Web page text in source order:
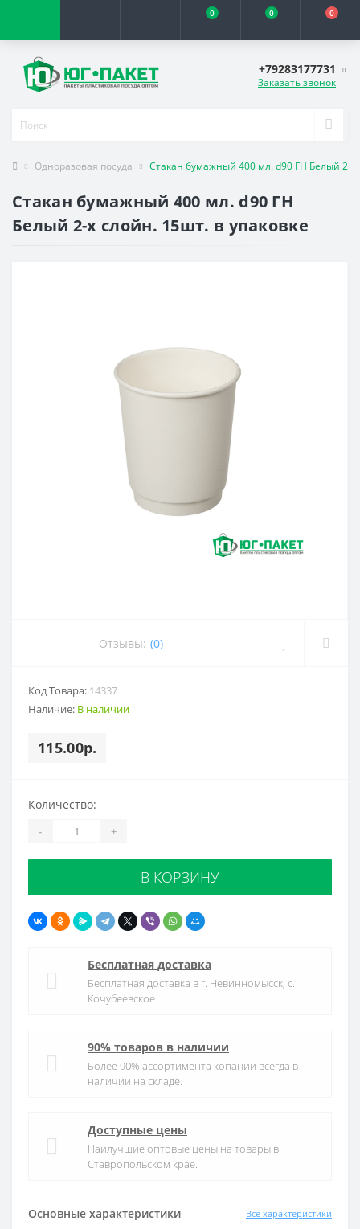
0 0 0
+79283177731
Заказать звонок
Одноразовая посуда Стакан бумажный 400 мл. d90 ГН Белый 2-х
Стакан бумажный 400 мл. d90 ГН
Белый 2-х слойн. 15шт. в упаковке
Отзывы: (0)
Код Товара: 14337
Наличие: В наличии
115.00р.
Основные характеристики Все характеристики
Количество:
- +
В КОРЗИНУ
Бесплатная доставка
Бесплатная доставка в г. Невинномысск, с.
Кочубеевское
90% товаров в наличии
Более 90% ассортимента копании всегда в
наличии на складе.
Доступные цены
Наилучшие оптовые цены на товары в
Ставропольском крае.